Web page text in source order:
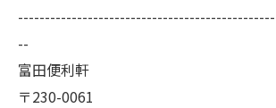
--
富田便利軒
〒230-0061